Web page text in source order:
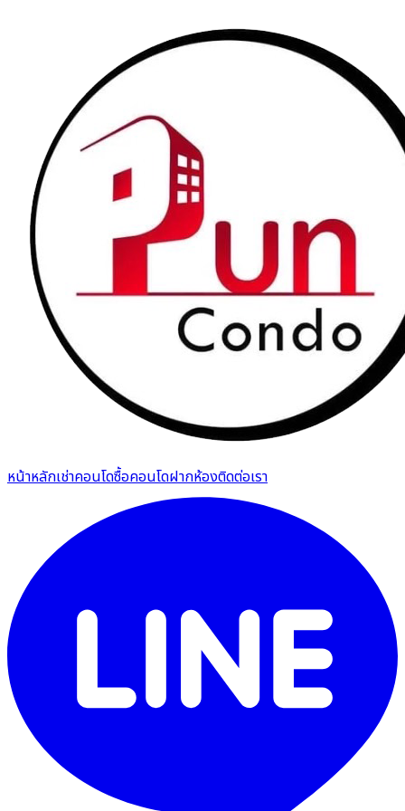
หน้าหลักเช่าคอนโดซื้อคอนโดฝากห้องติดต่อเรา